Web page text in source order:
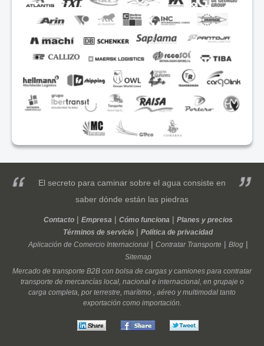
El secreto para caminar sobre el agua consiste en
saber dónde están las piedras
Contacto Empresa Cómo funciona
Planes y precios
Términos de servicio
Política de privacidad
Aplicación de Comercio Internacional
Contratar Transporte
Blog
Sitemap
Mercado de transporte B2B con bolsa de cargas ycamiones para contratar
transportede mercancías local, nacionale internacional, en grupajeo
carga completa, porterrestre, marítimo , aéreo ymultimodal tanto
exportación como importación.